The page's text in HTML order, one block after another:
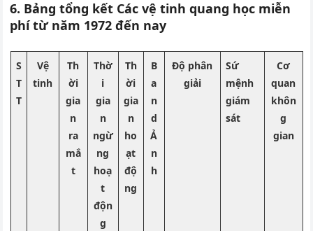
6. Bảng tổng kết Các vệ tinh quang học miễn
phí từ năm 1972 đến nay
S
T
T
Vệ
tinh
Th
ời
gia
n
ra
mắ
t
Thờ
i
gia
n
ngừ
ng
hoạ
t
độn
g
Th
ời
gia
n
ho
ạt
độ
ng
B
a
n
d
Ả
n
h
Độ phân
giải
Sứ
mệnh
giám
sát
Cơ
quan
khôn
g
gian